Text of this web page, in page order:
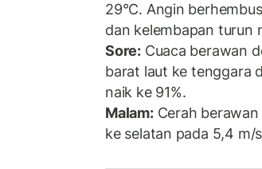
29°C. Angin
dan kelembapan turun
Sore:Cuaca berawan
barat laut ke tenggara
naik ke 91%.
Malam:Cerah berawan
ke selatan pada 5,4 m/